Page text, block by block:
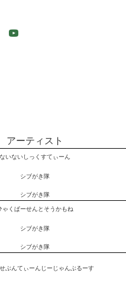
アーティスト
ないないしっくすてぃーん
シブがき隊
シブがき隊
ゃくぱーせんとそうかもね
シブがき隊
シブがき隊
ぶんてぃーんじーじゃんぶるーす